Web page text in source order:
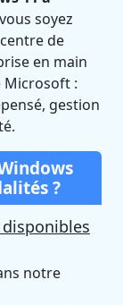
soyez
de
en main
Microsoft :
gestion
?
notre